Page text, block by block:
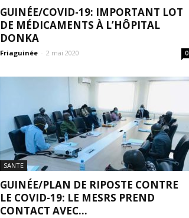
GUINÉE/COVID-19: IMPORTANT LOT
DE MÉDICAMENTS À L’HÔPITAL
DONKA
Friaguinée - 2 mai 2020 0
SANTE
GUINÉE/PLAN DE RIPOSTE CONTRE
LE COVID-19: LE MESRS PREND
CONTACT AVEC...